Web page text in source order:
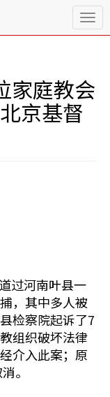
T
o
e
n
家庭教会
京基督
过河南叶县一
，其中多人被
检察院起诉了7
组织破坏法律
介入此案；原
。